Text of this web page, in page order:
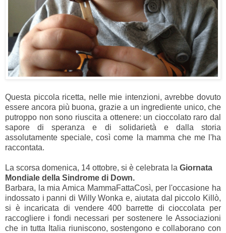
Questa piccola ricetta, nelle mie intenzioni, avrebbe dovuto
essere ancora più buona, grazie a un ingrediente unico, che
putroppo non sono riuscita a ottenere: un cioccolato raro dal
sapore di speranza e di solidarietà e dalla storia
assolutamente speciale, così come la mamma che me l'ha
raccontata.
La scorsa domenica, 14 ottobre, si è celebrata la Giornata
Mondiale della Sindrome di Down.
Barbara, la mia Amica MammaFattaCosì, per l'occasione ha
indossato i panni di Willy Wonka e, aiutata dal piccolo Killò,
si è incaricata di vendere 400 barrette di cioccolata per
raccogliere i fondi necessari per sostenere le Associazioni
che in tutta Italia riuniscono, sostengono e collaborano con